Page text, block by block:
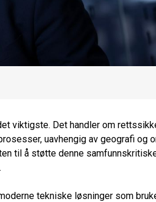
viktigste. Det handler om
uavhengig av geografi og
til å støtte denne
tekniske løsninger som